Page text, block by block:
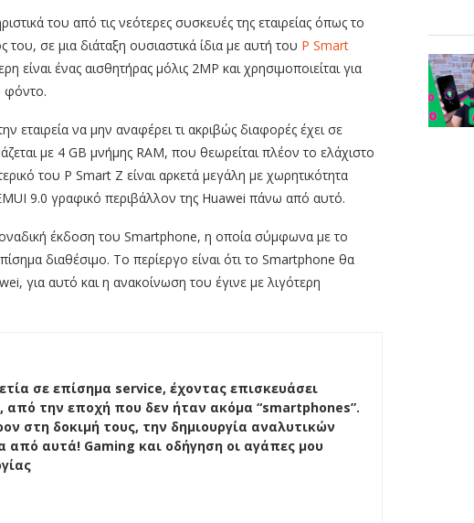
του από τις νεότερες συσκευές της εταιρείας όπως το
σε μια διάταξη ουσιαστικά ίδια με αυτή του P Smart
ένας αισθητήρας μόλις 2ΜΡ και χρησιμοποιείται για
φόντο.
εταιρεία να μην αναφέρει τι ακριβώς διαφορές έχει σε
με 4 GB μνήμης RAM, που θεωρείται πλέον το ελάχιστο
του P Smart Z είναι αρκετά μεγάλη με χωρητικότητα
9.0 γραφικό περιβάλλον της Huawei πάνω από αυτό.
έκδοση του Smartphone, η οποία σύμφωνα με το
διαθέσιμο. Το περίεργο είναι ότι το Smartphone θα
για αυτό και η ανακοίνωση του έγινε με λιγότερη
σε επίσημα service, έχοντας επισκευάσει
από την εποχή που δεν ήταν ακόμα “smartphones”.
στη δοκιμή τους, την δημιουργία αναλυτικών
από αυτά! Gaming και οδήγηση οι αγάπες μου